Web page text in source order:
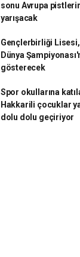
sonu Avrupa
yarışacak
Gençlerbirliği
Dünya
gösterecek
Spor okullarına
Hakkarili çocuklar
dolu dolu geçiriyor